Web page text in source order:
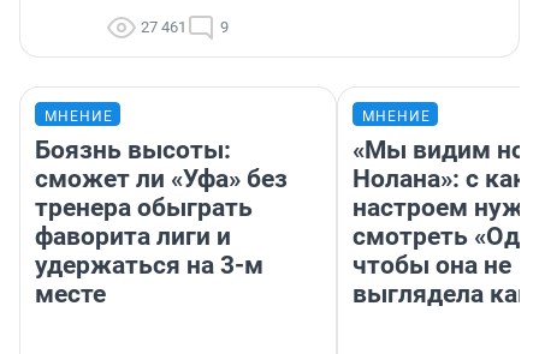
27 461 9
МНЕНИЕ
Боязнь высоты:
сможет ли «Уфа» без
тренера обыграть
фаворита лиги и
удержаться на 3-м
месте
МНЕНИЕ
«Мы видим
Нолана»: с
настроем
смотреть
чтобы она не
выглядела как